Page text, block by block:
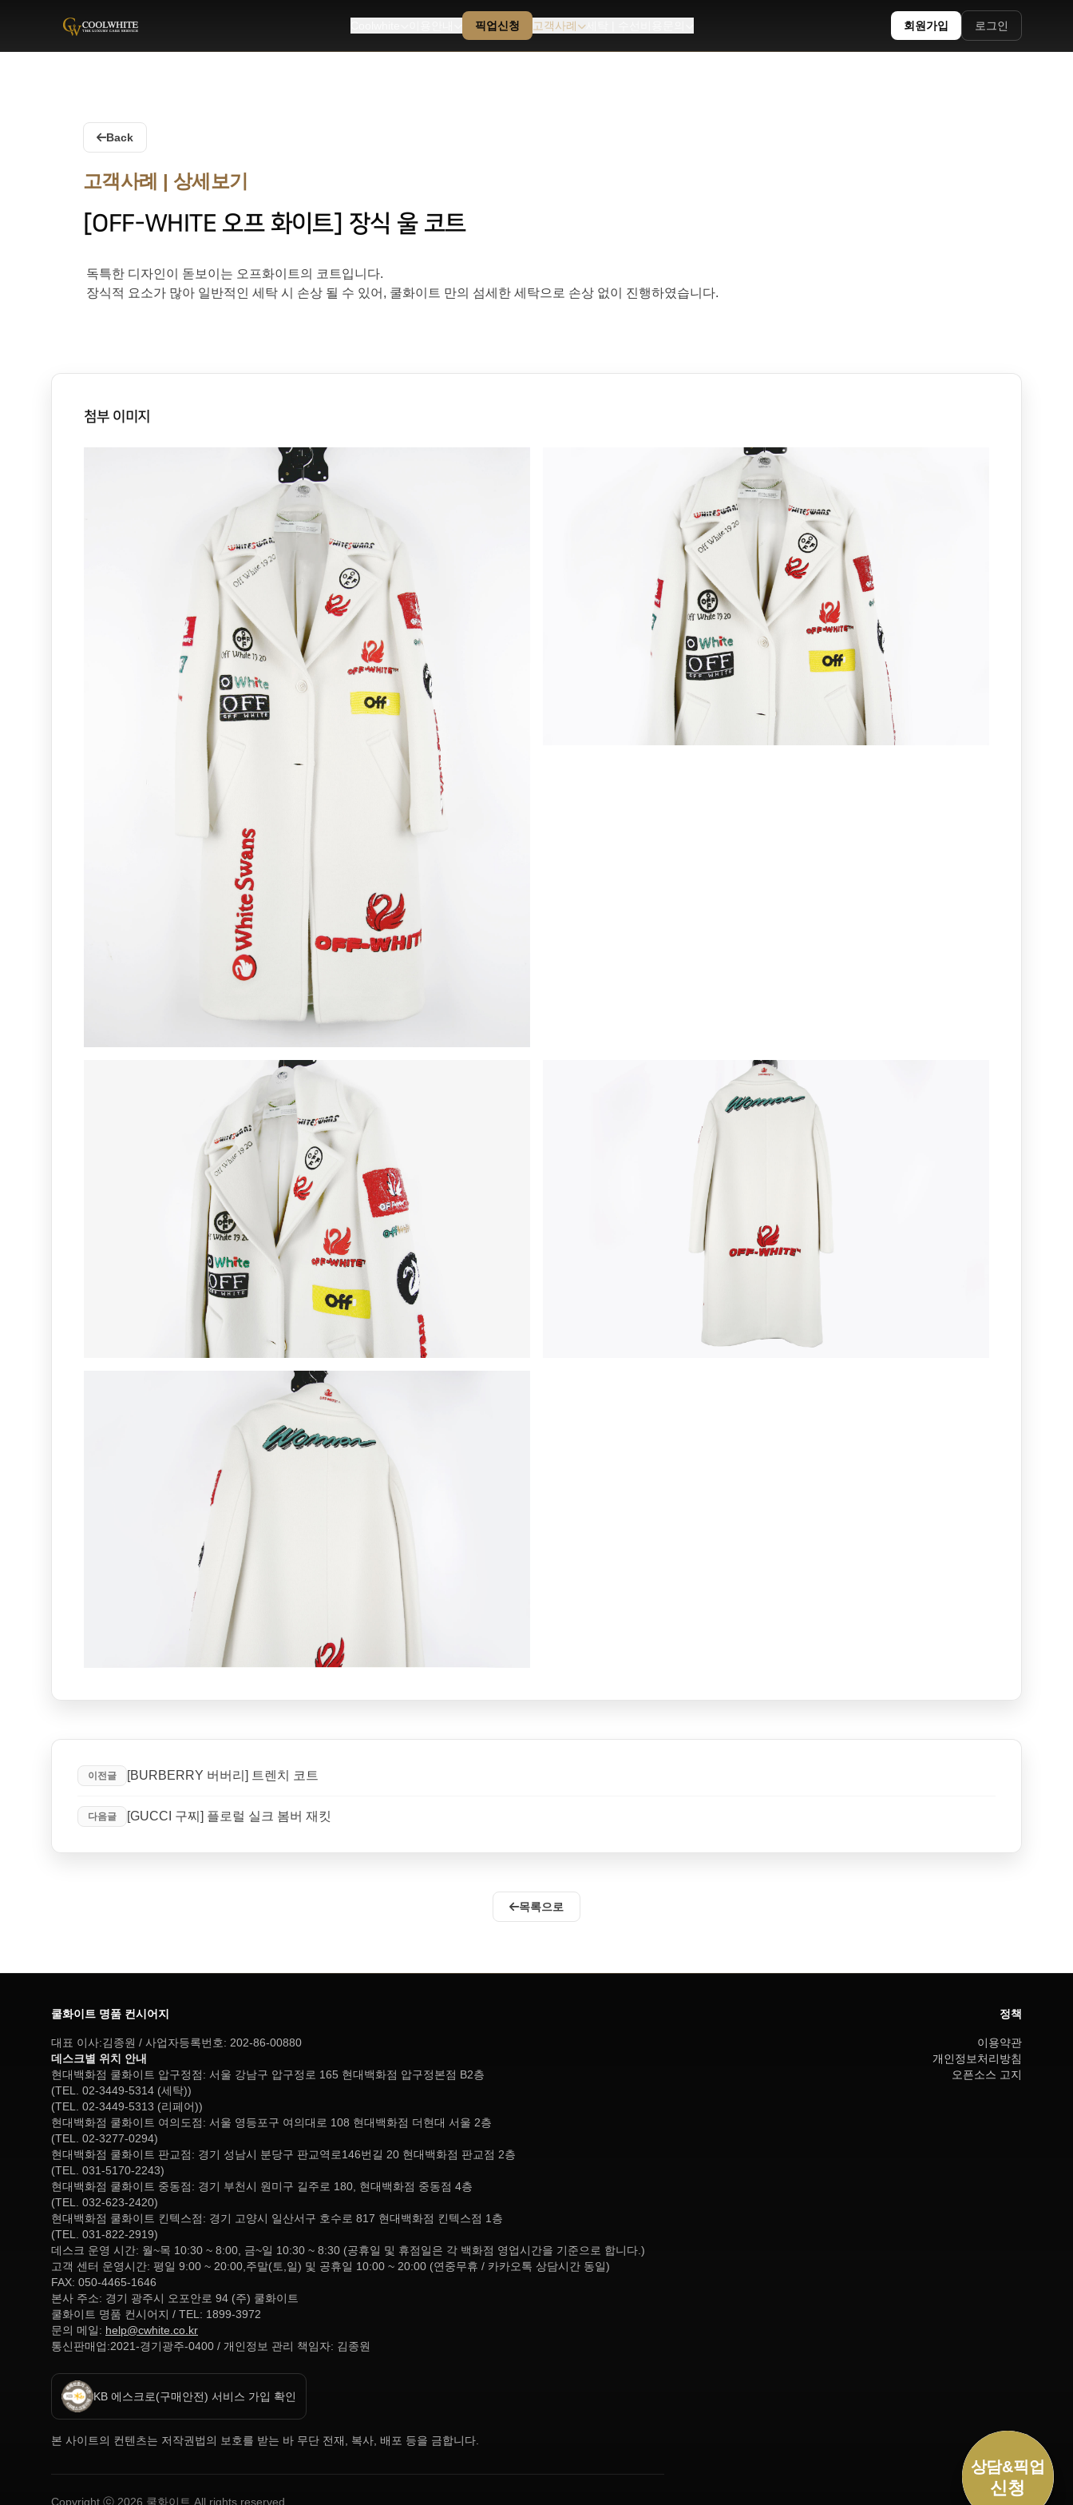
Coolwhite
픽업신청 고객사례 회원가입 로그인
Back
고객사례 | 상세보기
[OFF-WHITE 오프 화이트] 장식 울 코트
독특한 디자인이 돋보이는 오프화이트의 코트입니다.
장식적 요소가 많아 일반적인 세탁 시 손상 될 수 있어, 쿨화이트 만의 섬세한 세탁으로 손상 없이 진행하였습니다.
첨부 이미지
이전글 [BURBERRY 버버리] 트렌치 코트
다음글 [GUCCI 구찌] 플로럴 실크 봄버 재킷
목록으로
쿨화이트 명품 컨시어지
대표 이사:김종원 / 사업자등록번호: 202-86-00880
데스크별 위치 안내
현대백화점 쿨화이트 압구정점: 서울 강남구 압구정로 165 현대백화점 압구정본점 B2층
(TEL. 02-3449-5314 (세탁))
(TEL. 02-3449-5313 (리페어))
현대백화점 쿨화이트 여의도점: 서울 영등포구 여의대로 108 현대백화점 더현대 서울 2층
(TEL. 02-3277-0294)
현대백화점 쿨화이트 판교점: 경기 성남시 분당구 판교역로146번길 20 현대백화점 판교점 2층
(TEL. 031-5170-2243)
현대백화점 쿨화이트 중동점: 경기 부천시 원미구 길주로 180, 현대백화점 중동점 4층
(TEL. 032-623-2420)
현대백화점 쿨화이트 킨텍스점: 경기 고양시 일산서구 호수로 817 현대백화점 킨텍스점 1층
(TEL. 031-822-2919)
데스크 운영 시간: 월~목 10:30 ~ 8:00, 금~일 10:30 ~ 8:30 (공휴일 및 휴점일은 각 백화점 영업시간을 기준으로 합니다.)
고객 센터 운영시간: 평일 9:00 ~ 20:00,주말(토,일) 및 공휴일 10:00 ~ 20:00 (연중무휴 / 카카오톡 상담시간 동일)
FAX: 050-4465-1646
본사 주소: 경기 광주시 오포안로 94 (주) 쿨화이트
쿨화이트 명품 컨시어지 / TEL: 1899-3972
문의 메일: help@cwhite.co.kr
통신판매업:2021-경기광주-0400 / 개인정보 관리 책임자: 김종원
KB 에스크로(구매안전) 서비스 가입 확인
본 사이트의 컨텐츠는 저작권법의 보호를 받는 바 무단 전재, 복사, 배포 등을 금합니다.
Copyright ⓒ 2026 쿨화이트 All rights reserved.
정책
이용약관
개인정보처리방침
오픈소스 고지